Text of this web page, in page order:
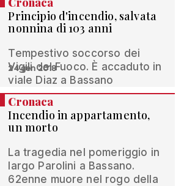
Principio d'incendio, salvata
nonnina di 103 anni
Tempestivo soccorso dei
Vigili del Fuoco. È accaduto in
viale Diaz a Bassano
24 gen 2018
Cronaca
Incendio in appartamento,
un morto
La tragedia nel pomeriggio in
largo Parolini a Bassano.
62enne muore nel rogo della